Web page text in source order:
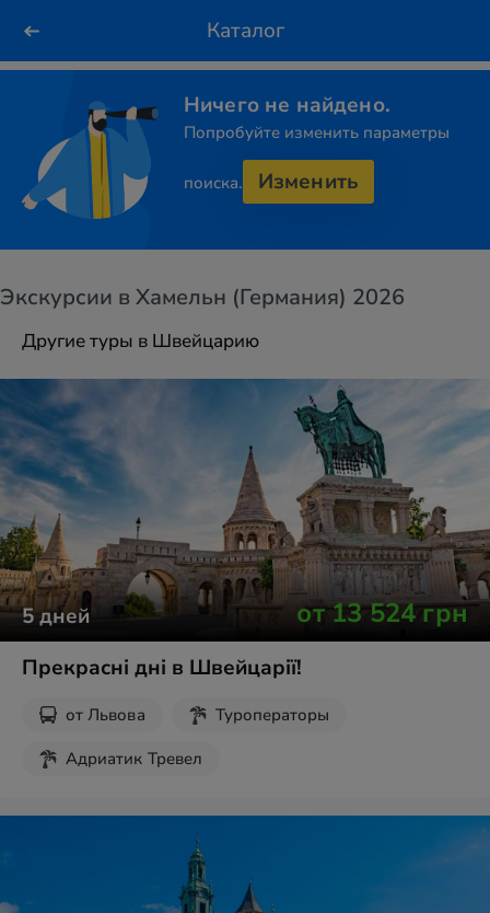
Каталог
Ничего не найдено.
Попробуйте изменить параметры
поиска. Изменить
Экскурсии в Хамельн (Германия) 2026
Другие туры в Швейцарию
5дней от13 524грн
Прекрасні дні в Швейцарії!
от Львова
Туроператоры
Адриатик Тревел